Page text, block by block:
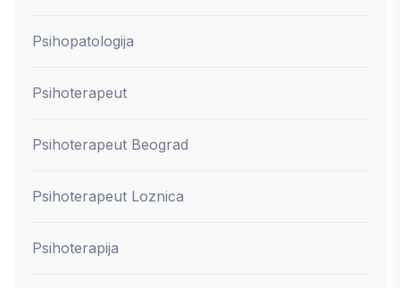
Psihopatologija
Psihoterapeut
Psihoterapeut Beograd
Psihoterapeut Loznica
Psihoterapija